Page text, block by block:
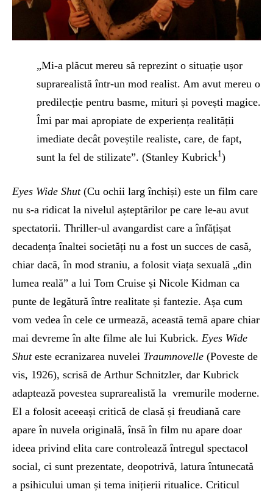
„Mi-a plăcut mereu să reprezint o situație ușor
suprarealistă într-un mod realist. Am avut mereu o
predilecție pentru basme, mituri și povești magice.
Îmi par mai apropiate de experiența realității
imediate decât poveștile realiste, care, de fapt,
sunt la fel de stilizate”. (Stanley Kubrick1)
Eyes Wide Shut(Cu ochii larg închiși) este un film care
nu s-a ridicat la nivelul așteptărilor pe care le-au avut
spectatorii. Thriller-ul avangardist care a înfățișat
decadența înaltei societăți nu a fost un succes de casă,
chiar dacă, în mod straniu, a folosit viața sexuală „din
lumea reală” a lui Tom Cruise și Nicole Kidman ca
punte de legătură între realitate și fantezie. Așa cum
vom vedea în cele ce urmează, această temă apare chiar
mai devreme în alte filme ale lui Kubrick. Eyes Wide
Shuteste ecranizarea nuvelei Traumnovelle (Poveste de
vis, 1926), scrisă de Arthur Schnitzler, dar Kubrick
adaptează povestea suprarealistă la vremurile moderne.
El a folosit aceeași critică de clasă și freudiană care
apare în nuvela originală, însă în film nu apare doar
ideea privind elita care controlează întregul spectacol
social, ci sunt prezentate, deopotrivă, latura întunecată
a psihicului uman și tema inițierii ritualice. Criticul